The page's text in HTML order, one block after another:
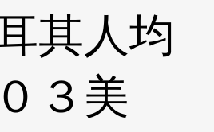
其人均
３美